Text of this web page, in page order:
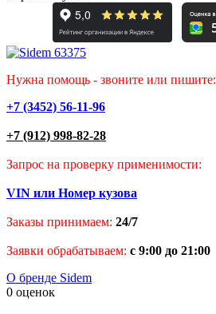
Нужна помощь - звоните или пишите:
+7 (3452) 56-11-96
+7 (912) 998-82-28
Запрос на проверку применимости:
VIN или Номер кузова
Заказы принимаем: 24/7
Заявки обрабатываем: с 9:00 до 21:00
О бренде Sidem
0 оценок